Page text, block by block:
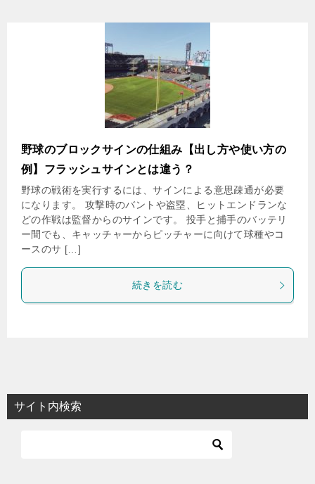
野球のブロックサインの仕組み【出し方や使い方の
例】フラッシュサインとは違う？
野球の戦術を実行するには、サインによる意思疎通が必要
になります。 攻撃時のバントや盗塁、ヒットエンドランな
どの作戦は監督からのサインです。 投手と捕手のバッテリ
ー間でも、キャッチャーからピッチャーに向けて球種やコ
ースのサ […]
続きを読む
サイト内検索